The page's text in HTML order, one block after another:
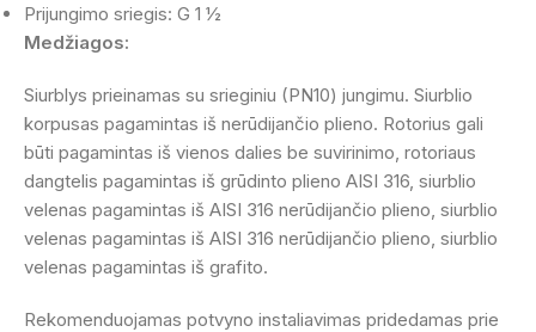
Prijungimo sriegis: G 1 ½
Medžiagos:
Siurblys prieinamas su srieginiu (PN10) jungimu. Siurblio
korpusas pagamintas iš nerūdijančio plieno. Rotorius gali
būti pagamintas iš vienos dalies be suvirinimo, rotoriaus
dangtelis pagamintas iš grūdinto plieno AISI 316, siurblio
velenas pagamintas iš AISI 316 nerūdijančio plieno, siurblio
velenas pagamintas iš AISI 316 nerūdijančio plieno, siurblio
velenas pagamintas iš grafito.
Rekomenduojamas potvyno instaliavimas pridedamas prie